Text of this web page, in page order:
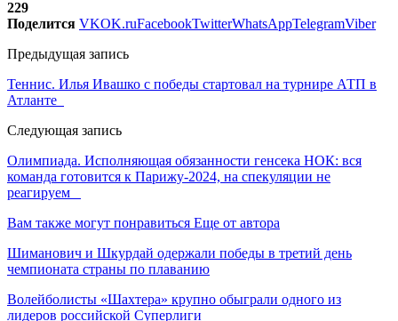
229
Поделится VKOK.ruFacebookTwitterWhatsAppTelegramViber
Предыдущая запись
Теннис. Илья Ивашко с победы стартовал на турнире АТП в
Атланте
Следующая запись
Олимпиада. Исполняющая обязанности генсека НОК: вся
команда готовится к Парижу-2024, на спекуляции не
реагируем
Вам также могут понравиться Еще от автора
Шиманович и Шкурдай одержали победы в третий день
чемпионата страны по плаванию
Волейболисты «Шахтера» крупно обыграли одного из
лидеров российской Суперлиги